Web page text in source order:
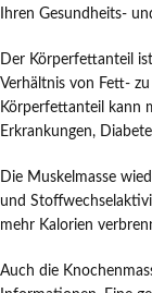
Ihren Gesundheits-
Der Körperfettanteil
Verhältnis von Fett-
Körperfettanteil kann
Erkrankungen,
Die Muskelmasse
und
mehr Kalorien
Auch die